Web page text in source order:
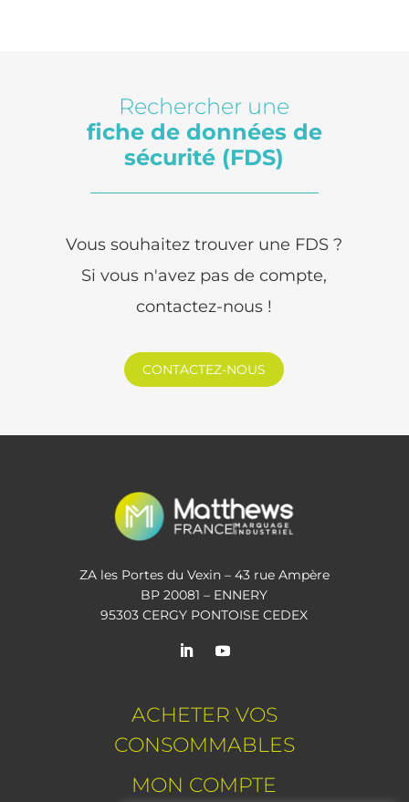
Rechercher une
fiche de données de
sécurité (FDS)
Vous souhaitez trouver une FDS ?
Si vous n'avez pas de compte,
contactez-nous !
CONTACTEZ-NOUS
ZA les Portes du Vexin – 43 rue Ampère
BP 20081 – ENNERY
95303 CERGY PONTOISE CEDEX
ACHETER VOS
CONSOMMABLES
MON COMPTE